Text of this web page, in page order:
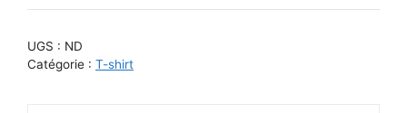
T-
UGS : ND
Catégorie : T-shirt